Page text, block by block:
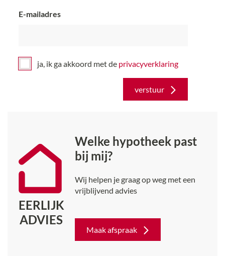
E-mailadres
ja, ik ga akkoord met de privacy­verklaring
verstuur
EERLIJK
ADVIES
Welke hypotheek past
bij mij?
Wij helpen je graag op weg met een
vrijblijvend advies
Maak afspraak